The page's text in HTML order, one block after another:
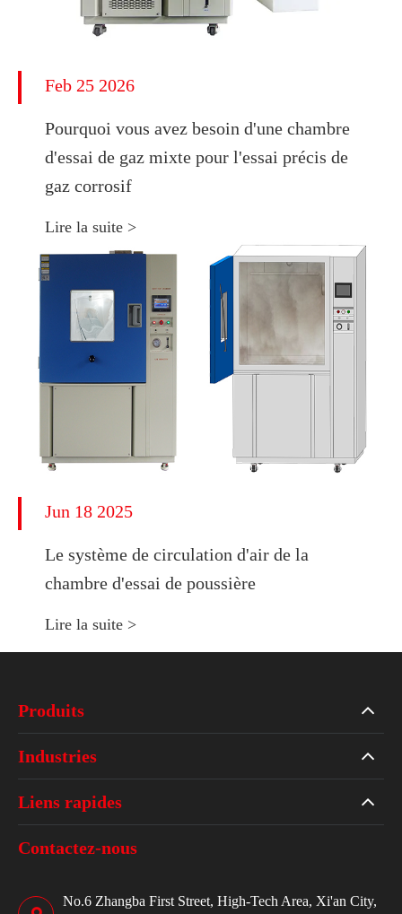
Feb 25 2026
Pourquoi vous avez besoin d'une chambre
d'essai de gaz mixte pour l'essai précis de
gaz corrosif
Lire la suite >
Jun 18 2025
Le système de circulation d'air de la
chambre d'essai de poussière
Lire la suite >
Produits
Industries
Liens rapides
Contactez-nous
No.6 Zhangba First Street, High-Tech Area, Xi'an City,